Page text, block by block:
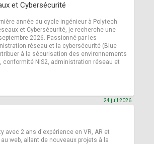
et Cybersécurité
année du cycle ingénieur à Polytech
et Cybersécurité, je recherche une
2026. Passionné par les
réseau et la cybersécurité (Blue
à la sécurisation des environnements
conformité NIS2, administration réseau et
24 juil 2026
avec 2 ans d'expérience en VR, AR et
web, allant de nouveaux projets à la